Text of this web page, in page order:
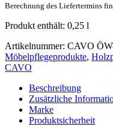
Berechnung des Liefertermins
Produkt enthält: 0,25 l
Artikelnummer: CAVO
Möbelpflegeprodukte,
CAVO
Beschreibung
Zusätzliche
Marke
Produktsicherheit